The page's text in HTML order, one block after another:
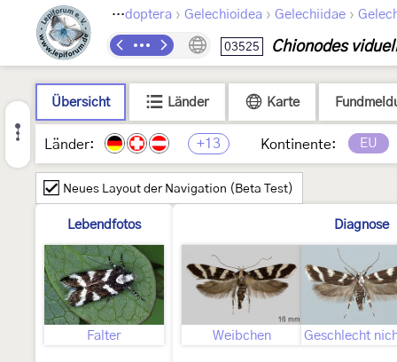
Lepidoptera › Gelechioidea › Gelechiidae ›
03525 Chionodes
Übersicht Länder Karte
Länder: +13 Kontinente: EU
Neues Layout der Navigation (Beta Test)
Lebendfotos
Falter
Diagnose
Weibchen